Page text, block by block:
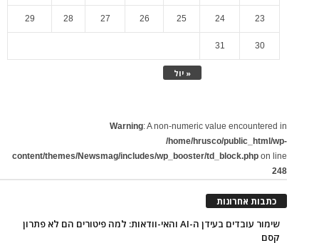
« יול
23
24
25
26
27
28
29
30
31
Warning: A non-numeric value encountered in
/home/hrusco/public_html/wp-
content/themes/Newsmag/includes/wp_booster/td_block.php on line
248
כתבות אחרונות
שימור עובדים בעידן ה-AI והאי-וודאות: למה פיטורים הם לא פתרון
קסם